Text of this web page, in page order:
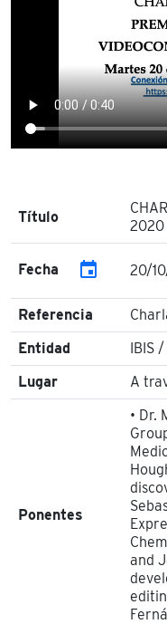
Título
2020
Fecha event 20/
Referencia
Entidad
IBIS
Lugar
A
Ponentes
• Dr.
and